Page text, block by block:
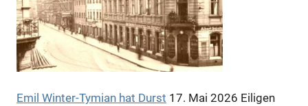
Emil Winter-Tymian hat Durst 17. Mai 2026 Eiligen